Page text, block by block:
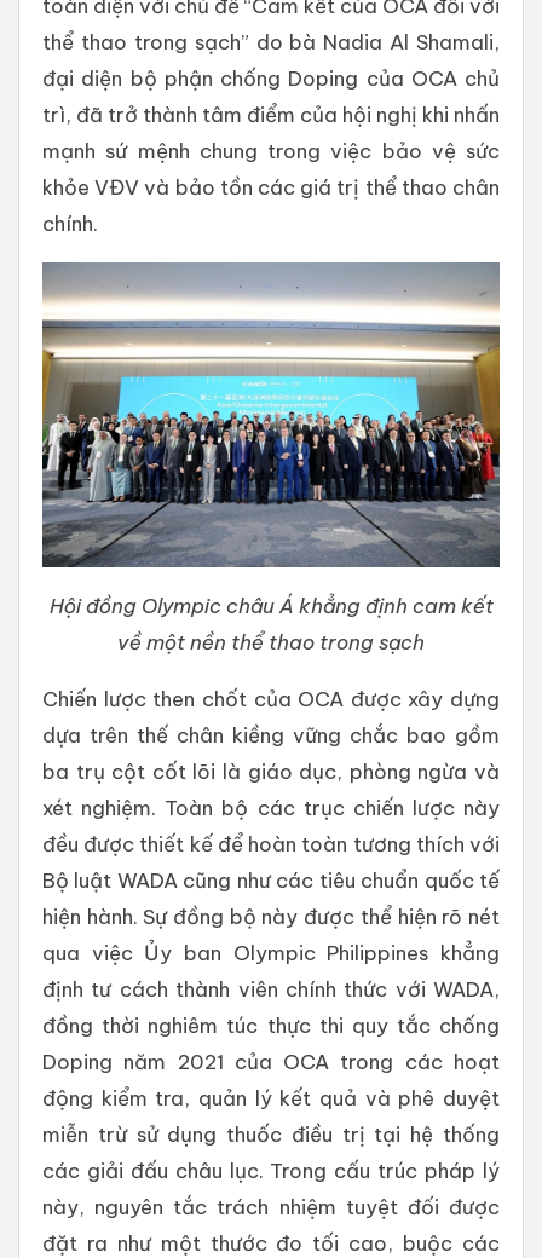
toàn diện với chủ đề “Cam kết của OCA đối với
thể thao trong sạch” do bà Nadia Al Shamali,
đại diện bộ phận chống Doping của OCA chủ
trì, đã trở thành tâm điểm của hội nghị khi nhấn
mạnh sứ mệnh chung trong việc bảo vệ sức
khỏe VĐV và bảo tồn các giá trị thể thao chân
chính.
Hội đồng Olympic châu Á khẳng định cam kết
về một nền thể thao trong sạch
Chiến lược then chốt của OCA được xây dựng
dựa trên thế chân kiềng vững chắc bao gồm
ba trụ cột cốt lõi là giáo dục, phòng ngừa và
xét nghiệm. Toàn bộ các trục chiến lược này
đều được thiết kế để hoàn toàn tương thích với
Bộ luật WADA cũng như các tiêu chuẩn quốc tế
hiện hành. Sự đồng bộ này được thể hiện rõ nét
qua việc Ủy ban Olympic Philippines khẳng
định tư cách thành viên chính thức với WADA,
đồng thời nghiêm túc thực thi quy tắc chống
Doping năm 2021 của OCA trong các hoạt
động kiểm tra, quản lý kết quả và phê duyệt
miễn trừ sử dụng thuốc điều trị tại hệ thống
các giải đấu châu lục. Trong cấu trúc pháp lý
này, nguyên tắc trách nhiệm tuyệt đối được
đặt ra như một thước đo tối cao, buộc các